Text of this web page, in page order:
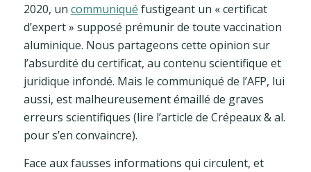
2020, un communiqué fustigeant un « certificat
d’expert » supposé prémunir de toute vaccination
aluminique. Nous partageons cette opinion sur
l’absurdité du certificat, au contenu scientifique et
juridique infondé. Mais le communiqué de l’AFP, lui
aussi, est malheureusement émaillé de graves
erreurs scientifiques (lire l’article de Crépeaux & al.
pour s’en convaincre).
Face aux fausses informations qui circulent, et